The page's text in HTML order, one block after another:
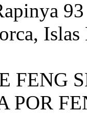
93
Islas
FENG
POR